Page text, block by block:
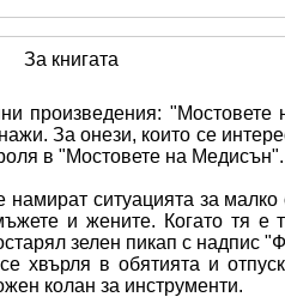
За книгата
произведения: "Мостовете
За онези, които се
в "Мостовете на Медисън".
ситуацията за малко
и жените. Когато тя е
остарял зелен пикап с
в обятията и
колан за инструменти.